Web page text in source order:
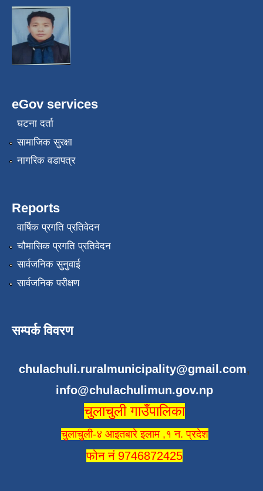
eGov services
घटना दर्ता
सामाजिक सुरक्षा
नागरिक वडापत्र
Reports
वार्षिक प्रगति प्रतिवेदन
चौमासिक प्रगति प्रतिवेदन
सार्वजनिक सुनुवाई
सार्वजनिक परीक्षण
सम्पर्क विवरण
chulachuli.ruralmunicipality@gmail.com,
info@chulachulimun.gov.np
चुलाचुली गाउँपालिका
चुलाचुली-४ आइतबारे इलाम ,१ न. प्रदेश
फोन नं 9746872425